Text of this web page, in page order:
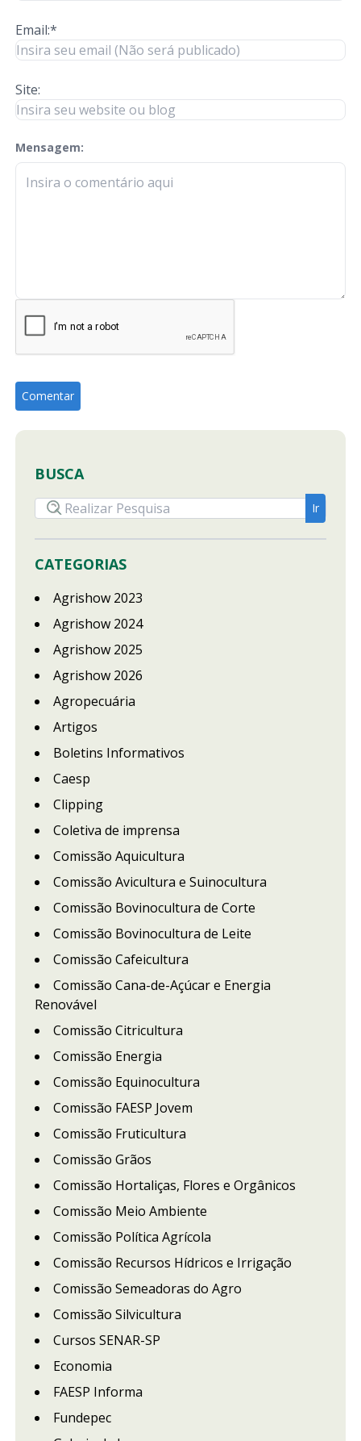
Email:*
Site:
Mensagem:
check-terms
BUSCA
CATEGORIAS
Agrishow 2023
Agrishow 2024
Agrishow 2025
Agrishow 2026
Agropecuária
Artigos
Boletins Informativos
Caesp
Clipping
Coletiva de imprensa
Comissão Aquicultura
Comissão Avicultura e Suinocultura
Comissão Bovinocultura de Corte
Comissão Bovinocultura de Leite
Comissão Cafeicultura
Comissão Cana-de-Açúcar e Energia
Renovável
Comissão Citricultura
Comissão Energia
Comissão Equinocultura
Comissão FAESP Jovem
Comissão Fruticultura
Comissão Grãos
Comissão Hortaliças, Flores e Orgânicos
Comissão Meio Ambiente
Comissão Política Agrícola
Comissão Recursos Hídricos e Irrigação
Comissão Semeadoras do Agro
Comissão Silvicultura
Cursos SENAR-SP
Economia
FAESP Informa
Fundepec